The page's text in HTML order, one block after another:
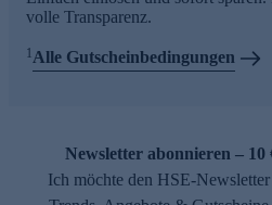
volle Transparenz.
1Alle Gutscheinbedingungen
Newsletter abonnieren – 10
Ich möchte den HSE-